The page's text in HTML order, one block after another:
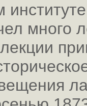
много